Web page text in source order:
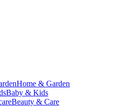
Home & Garden
Baby & Kids
Beauty & Care